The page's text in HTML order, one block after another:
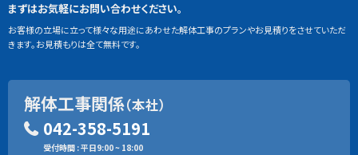
まずはお気軽にお問い合わせください。
お客様の立場に立って様々な用途にあわせた解体工事のプランやお見積りをさせていただ
きます。お見積もりは全て無料です。
解体工事関係（本社）
042-358-5191
受付時間 : 平日9:00 ~ 18:00